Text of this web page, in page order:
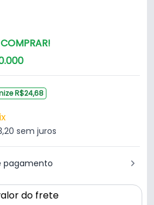
.000
R$24,68
sem juros
pagamento
do frete